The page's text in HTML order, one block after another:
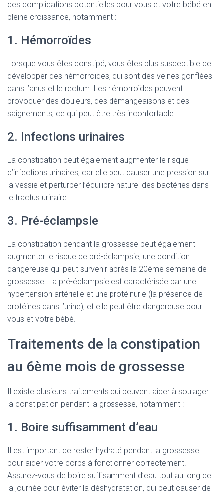
des complications potentielles pour vous et votre bébé en
pleine croissance, notamment :
1. Hémorroïdes
Lorsque vous êtes constipé, vous êtes plus susceptible de
développer des hémorroïdes, qui sont des veines gonflées
dans l’anus et le rectum. Les hémorroïdes peuvent
provoquer des douleurs, des démangeaisons et des
saignements, ce qui peut être très inconfortable.
2. Infections urinaires
La constipation peut également augmenter le risque
d’infections urinaires, car elle peut causer une pression sur
la vessie et perturber l’équilibre naturel des bactéries dans
le tractus urinaire.
3. Pré-éclampsie
La constipation pendant la grossesse peut également
augmenter le risque de pré-éclampsie, une condition
dangereuse qui peut survenir après la 20ème semaine de
grossesse. La pré-éclampsie est caractérisée par une
hypertension artérielle et une protéinurie (la présence de
protéines dans l’urine), et elle peut être dangereuse pour
vous et votre bébé.
Traitements de la constipation
au 6ème mois de grossesse
Il existe plusieurs traitements qui peuvent aider à soulager
la constipation pendant la grossesse, notamment :
1. Boire suffisamment d’eau
Il est important de rester hydraté pendant la grossesse
pour aider votre corps à fonctionner correctement.
Assurez-vous de boire suffisamment d’eau tout au long de
la journée pour éviter la déshydratation, qui peut causer de